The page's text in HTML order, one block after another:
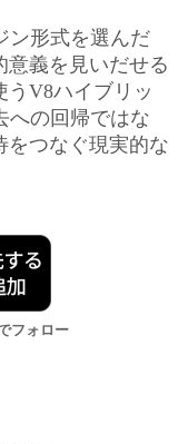
ン形式を選んだ
意義を見いだせる
うV8ハイブリッ
への回帰ではな
をつなぐ現実的な
フォロー